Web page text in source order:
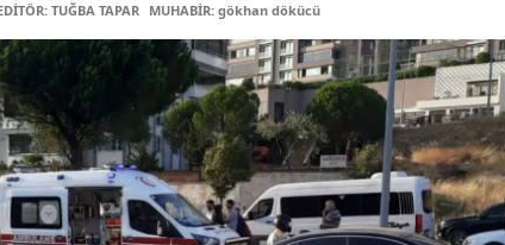
TUĞBA TAPAR MUHABİR: gökhan dökücü